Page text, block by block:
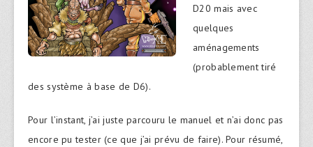
D20 mais avec
quelques
aménagements
(probablement tiré
des système à base de D6).
Pour l’instant, j’ai juste parcouru le manuel et n’ai donc pas
encore pu tester (ce que j’ai prévu de faire). Pour résumé,